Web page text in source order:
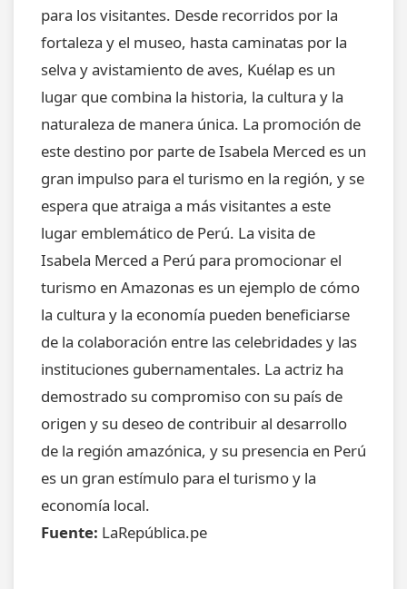
para los visitantes. Desde recorridos por la
fortaleza y el museo, hasta caminatas por la
selva y avistamiento de aves, Kuélap es un
lugar que combina la historia, la cultura y la
naturaleza de manera única. La promoción de
este destino por parte de Isabela Merced es un
gran impulso para el turismo en la región, y se
espera que atraiga a más visitantes a este
lugar emblemático de Perú. La visita de
Isabela Merced a Perú para promocionar el
turismo en Amazonas es un ejemplo de cómo
la cultura y la economía pueden beneficiarse
de la colaboración entre las celebridades y las
instituciones gubernamentales. La actriz ha
demostrado su compromiso con su país de
origen y su deseo de contribuir al desarrollo
de la región amazónica, y su presencia en Perú
es un gran estímulo para el turismo y la
economía local.
Fuente: LaRepública.pe